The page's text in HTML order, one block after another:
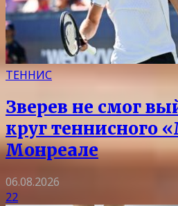
ТЕННИС
Зверев не смог
круг теннисного
Монреале
06.08.2026
22